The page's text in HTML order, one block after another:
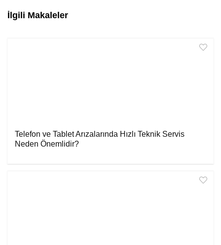
İlgili Makaleler
Telefon ve Tablet Arızalarında Hızlı Teknik Servis
Neden Önemlidir?